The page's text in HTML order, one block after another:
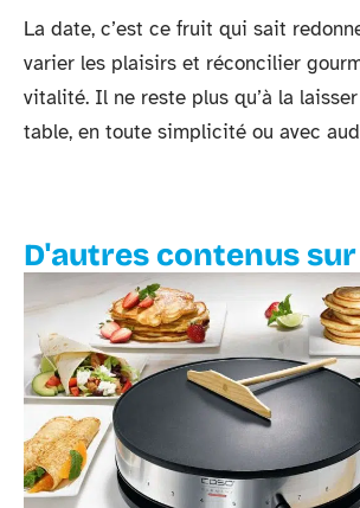
La date, c’est ce fruit qui sait
varier les plaisirs et réconcilier
vitalité. Il ne reste plus qu’à la
table, en toute simplicité ou avec
D'autres contenus